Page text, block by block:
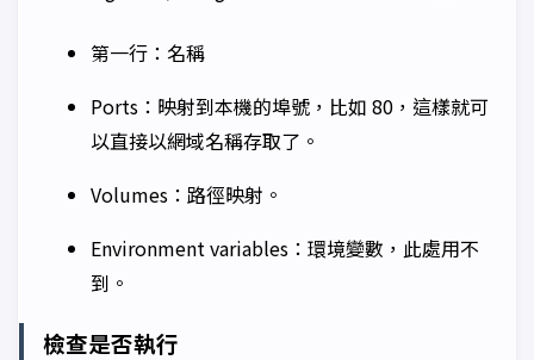
第一行：名稱
Ports：映射到本機的埠號，比如 80，這樣就可
以直接以網域名稱存取了。
Volumes：路徑映射。
Environment variables：環境變數，此處用不
到。
檢查是否執行